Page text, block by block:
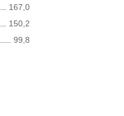
167,0
150,2
99,8